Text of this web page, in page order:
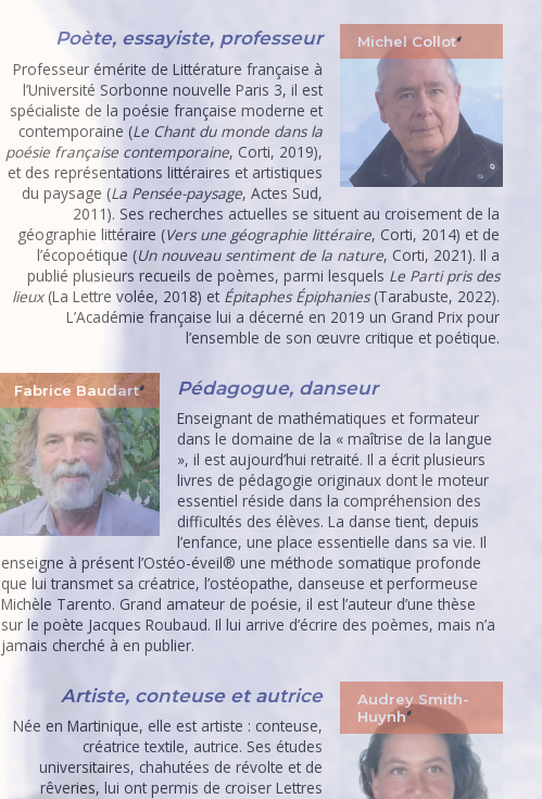
Michel Collot
Poète, essayiste, professeur
Professeur émérite de Littérature française à
l’Université Sorbonne nouvelle Paris 3, il est
spécialiste de la poésie française moderne et
contemporaine (Le Chant du monde dans la
poésie française contemporaine, Corti, 2019),
et des représentations littéraires et artistiques
du paysage (La Pensée-paysage, Actes Sud,
2011). Ses recherches actuelles se situent au croisement de la
géographie littéraire (Vers une géographie littéraire, Corti, 2014) et de
l’écopoétique (Un nouveau sentiment de la nature, Corti, 2021). Il a
publié plusieurs recueils de poèmes, parmi lesquels Le Parti pris des
lieux(La Lettre volée, 2018) et Épitaphes Épiphanies(Tarabuste, 2022).
L’Académie française lui a décerné en 2019 un Grand Prix pour
l’ensemble de son œuvre critique et poétique.
Fabrice Baudart Pédagogue, danseur
Enseignant de mathématiques et formateur
dans le domaine de la « maîtrise de la langue
», il est aujourd’hui retraité. Il a écrit plusieurs
livres de pédagogie originaux dont le moteur
essentiel réside dans la compréhension des
difficultés des élèves. La danse tient, depuis
l’enfance, une place essentielle dans sa vie. Il
enseigne à présent l’Ostéo-éveil® une méthode somatique profonde
que lui transmet sa créatrice, l’ostéopathe, danseuse et performeuse
Michèle Tarento. Grand amateur de poésie, il est l’auteur d’une thèse
sur le poète Jacques Roubaud. Il lui arrive d’écrire des poèmes, mais n’a
jamais cherché à en publier.
Audrey Smith-
Huynh
Artiste, conteuse et autrice
Née en Martinique, elle est artiste : conteuse,
créatrice textile, autrice. Ses études
universitaires, chahutées de révolte et de
rêveries, lui ont permis de croiser Lettres